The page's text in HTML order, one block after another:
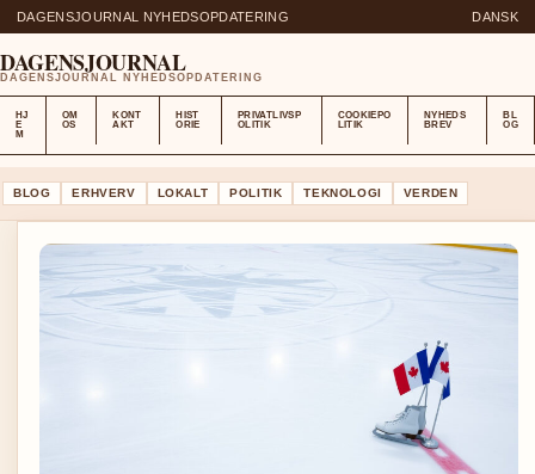
DAGENSJOURNAL NYHEDSOPDATERING DANSK
DAGENSJOURNAL
DAGENSJOURNAL NYHEDSOPDATERING
HJ
E
M
OM
OS
KONT
AKT
HIST
ORIE
PRIVATLIVSP
OLITIK
COOKIEPO
LITIK
NYHEDS
BREV
BL
OG
BLOG ERHVERV LOKALT POLITIK TEKNOLOGI VERDEN